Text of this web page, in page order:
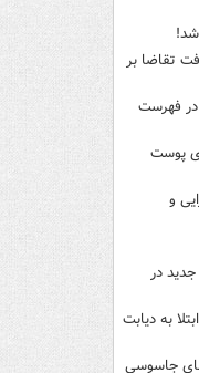
شد!
تقاضا بر
در فهرست
پوست
و
در
به دیابت
جاسوسی